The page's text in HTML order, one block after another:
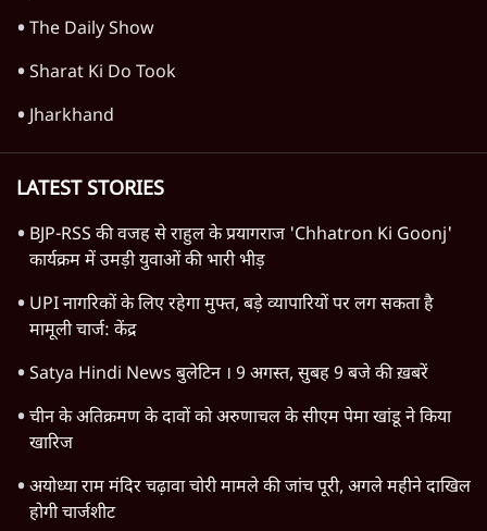
The Daily Show
Sharat Ki Do Took
Jharkhand
LATEST STORIES
BJP-RSS की वजह से राहुल के प्रयागराज 'Chhatron Ki Goonj'
कार्यक्रम में उमड़ी युवाओं की भारी भीड़
UPI नागरिकों के लिए रहेगा मुफ्त, बड़े व्यापारियों पर लग सकता है
मामूली चार्ज: केंद्र
Satya Hindi News बुलेटिन । 9 अगस्त, सुबह 9 बजे की ख़बरें
चीन के अतिक्रमण के दावों को अरुणाचल के सीएम पेमा खांडू ने किया
खारिज
अयोध्या राम मंदिर चढ़ावा चोरी मामले की जांच पूरी, अगले महीने दाखिल
होगी चार्जशीट